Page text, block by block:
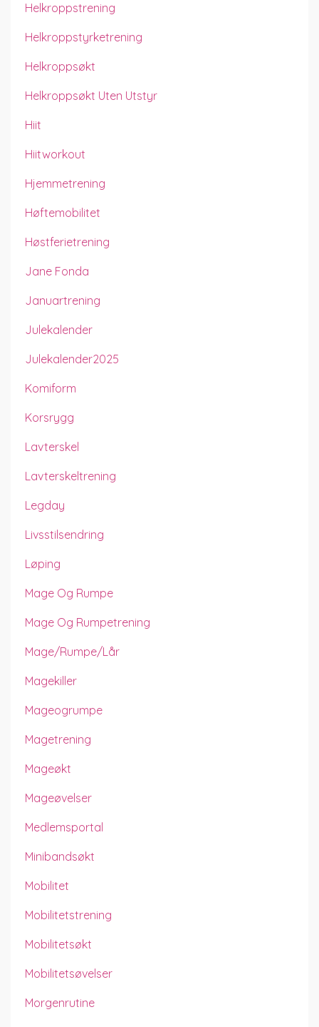
Helkroppstrening
Helkroppstyrketrening
Helkroppsøkt
Helkroppsøkt Uten Utstyr
Hiit
Hiitworkout
Hjemmetrening
Høftemobilitet
Høstferietrening
Jane Fonda
Januartrening
Julekalender
Julekalender2025
Komiform
Korsrygg
Lavterskel
Lavterskeltrening
Legday
Livsstilsendring
Løping
Mage Og Rumpe
Mage Og Rumpetrening
Mage/rumpe/lår
Magekiller
Mageogrumpe
Magetrening
Mageøkt
Mageøvelser
Medlemsportal
Minibandsøkt
Mobilitet
Mobilitetstrening
Mobilitetsøkt
Mobilitetsøvelser
Morgenrutine